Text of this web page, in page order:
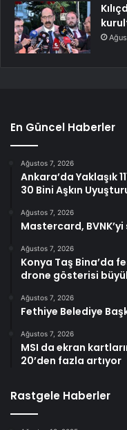
En Güncel Haberler
Ağustos 7, 2026
Ankara’da Yaklaşık
30 Bini Aşkın
Ağustos 7, 2026
Mastercard,
Ağustos 7, 2026
Konya Taş Bina’da
drone gösterisi
Ağustos 7, 2026
Fethiye Belediye
Ağustos 7, 2026
MSI da ekran
20’den fazla artıyor
Rastgele Haberler